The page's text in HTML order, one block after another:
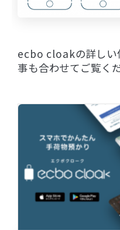
ecbo cloakの詳しい
事も合わせてご覧く